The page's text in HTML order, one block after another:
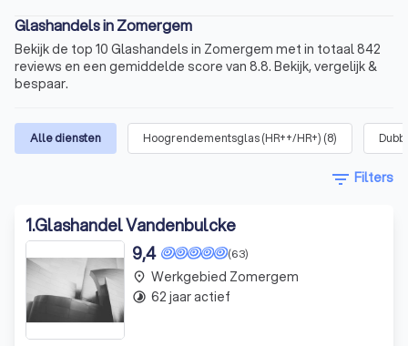
Glashandels in Zomergem
Bekijk de top 10 Glashandels in Zomergem met in totaal 842
reviews en een gemiddelde score van 8.8. Bekijk, vergelijk &
bespaar.
Alle diensten Hoogrendementsglas (HR++/HR+) (8)
filter_list Filters
1.Glashandel Vandenbulcke
(63)
9,4
place Werkgebied Zomergem
timelapse 62 jaar actief